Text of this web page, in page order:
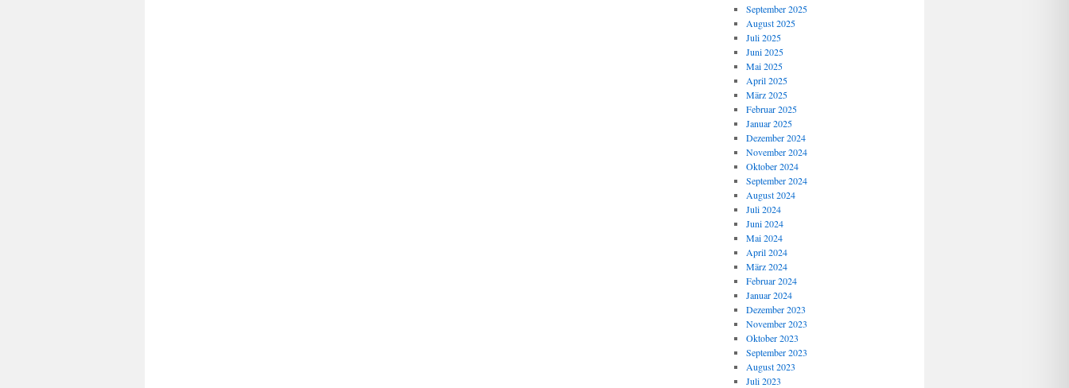
September 2025
August 2025
Juli 2025
Juni 2025
Mai 2025
April 2025
März 2025
Februar 2025
Januar 2025
Dezember 2024
November 2024
Oktober 2024
September 2024
August 2024
Juli 2024
Juni 2024
Mai 2024
April 2024
März 2024
Februar 2024
Januar 2024
Dezember 2023
November 2023
Oktober 2023
September 2023
August 2023
Juli 2023